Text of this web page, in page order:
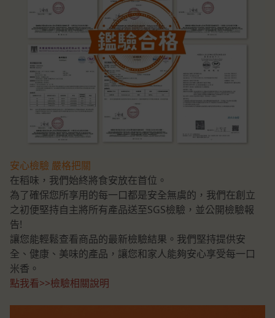
安心檢驗 嚴格把關
在稻味，我們始終將食安放在首位。
為了確保您所享用的每一口都是安全無虞的，我們在創立
之初便堅持自主將所有產品送至SGS檢驗，並公開檢驗報
告!
讓您能輕鬆查看商品的最新檢驗結果。我們堅持提供安
全、健康、美味的產品，讓您和家人能夠安心享受每一口
米香。
點我看>>檢驗相關說明